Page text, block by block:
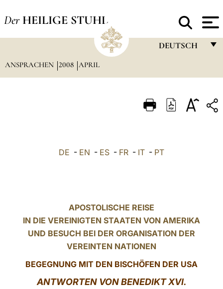
Der HEILIGE STUHL
DEUTSCH
ITALIANO
中文
LATINE
ANSPRACHEN 2008 APRIL
DE - EN - ES - FR - IT - PT
APOSTOLISCHE REISE
IN DIE VEREINIGTEN STAATEN VON AMERIKA
UND BESUCH BEI DER ORGANISATION DER
VEREINTEN NATIONEN
BEGEGNUNG MIT DEN BISCHÖFEN DER USA
ANTWORTEN VON BENEDIKT XVI.